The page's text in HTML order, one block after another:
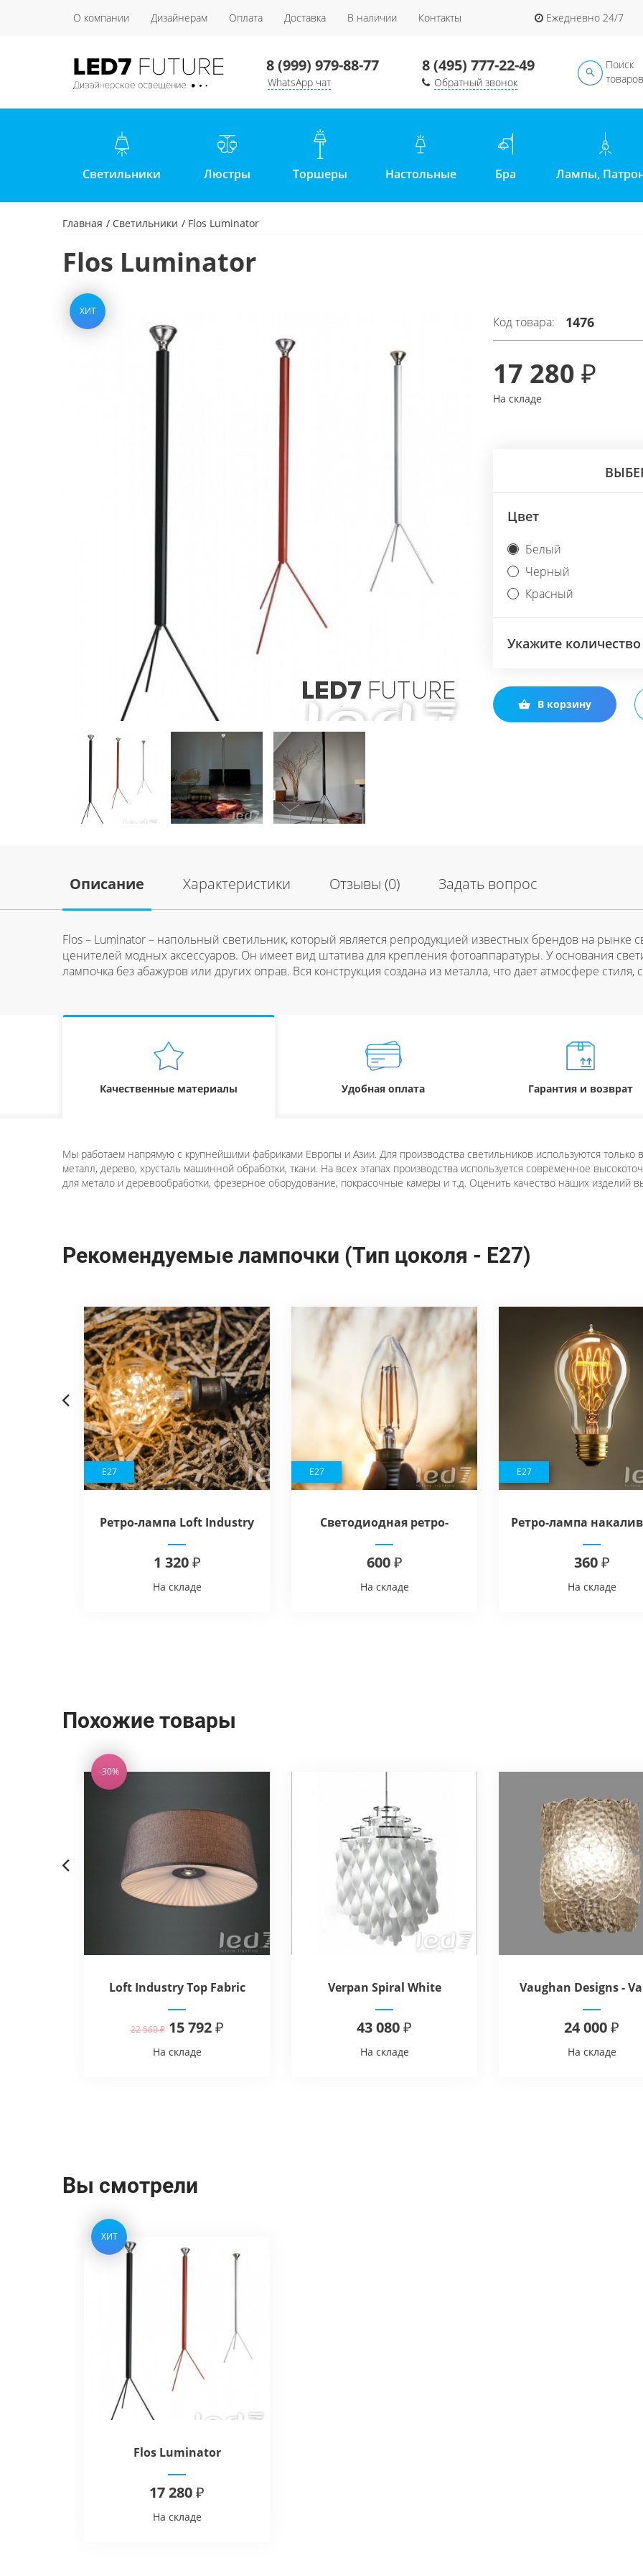
О компании Дизайнерам Оплата Доставка В наличии Контакты Ежедневно 24/7
8 (999) 979-88-77
WhatsApp чат
8 (495) 777-22-49
Обратный звонок
Поиск
Светильники Люстры Торшеры Настольные Бра Лампы,
Главная Светильники Flos Luminator
Flos Luminator
ХИТ
Код товара: 1476
17 280 ₽
На складе
Цвет
Белый
Черный
Красный
Укажите количество
В корзину
Описание Характеристики Отзывы (0) Задать вопрос
Flos – Luminator – напольный светильник, который является репродукцией известных брендов на
ценителей модных аксессуаров. Он имеет вид штатива для крепления фотоаппаратуры. У основания
лампочка без абажуров или других оправ. Вся конструкция создана из металла, что дает атмосфере
Качественные материалы Удобная оплата Гарантия и возврат
Мы работаем напрямую с крупнейшими фабриками Европы и Азии. Для производства светильников используются только
металл, дерево, хрусталь машинной обработки, ткани. На всех этапах производства используется современное
для метало и деревообработки, фрезерное оборудование, покрасочные камеры и т.д. Оценить качество наших изделий
Рекомендуемые лампочки (Тип цоколя - E27)
Previous
E27
Ретро-лампа Loft Industry
1 320 ₽
На складе
E27
Светодиодная ретро-
LED Candle E14 4W
600 ₽
На складе
E27
Ретро-лампа
A19
360 ₽
На складе
Похожие товары
-30%
Loft Industry Top Fabric
22 560 ₽ 15 792 ₽
На складе
Verpan Spiral White
43 080 ₽
На складе
Vaughan Designs -
24 000 ₽
На складе
Вы смотрели
ХИТ
Flos Luminator
17 280 ₽
На складе